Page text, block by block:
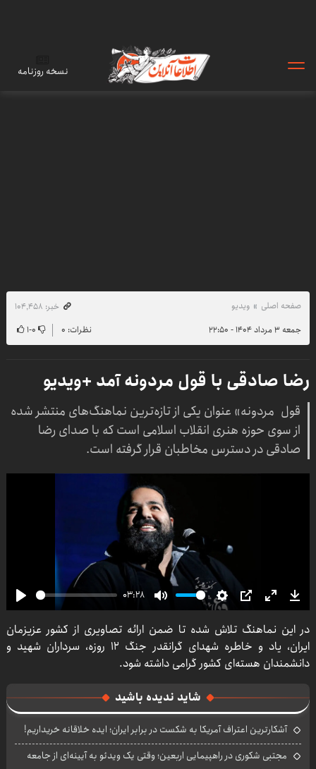
نسخه روزنامه
صفحه اصلی ویدیو
خبر: ۱۰۴٬۴۵۸
جمعه ۳ مرداد ۱۴۰۴ - ۲۲:۵۰
نظرات: ۰ ۰-۱
رضا صادقی با قول مردونه آمد +ویدیو
قول مردونه» عنوان یکی از تازه‌ترین نماهنگ‌های منتشر شده
از سوی حوزه هنری انقلاب اسلامی است که با صدای رضا
صادقی در دسترس مخاطبان قرار گرفته است.
Play
03:28
Mute Settings
PIP Enter
در این نماهنگ تلاش شده تا ضمن ارائه تصاویری از کشور عزیزمان
ایران، یاد و خاطره شهدای گرانقدر جنگ ۱۲ روزه، سرداران شهید و
دانشمندان هسته‌ای کشور گرامی داشته شود.
شاید ندیده باشید
آشکارترین اعتراف آمریکا به شکست در برابر ایران؛ ایده خلاقانه خریداریم!
مجتبی شکوری در راهپیمایی اربعین؛ وقتی یک ویدئو به آیینه‌ای از جامعه